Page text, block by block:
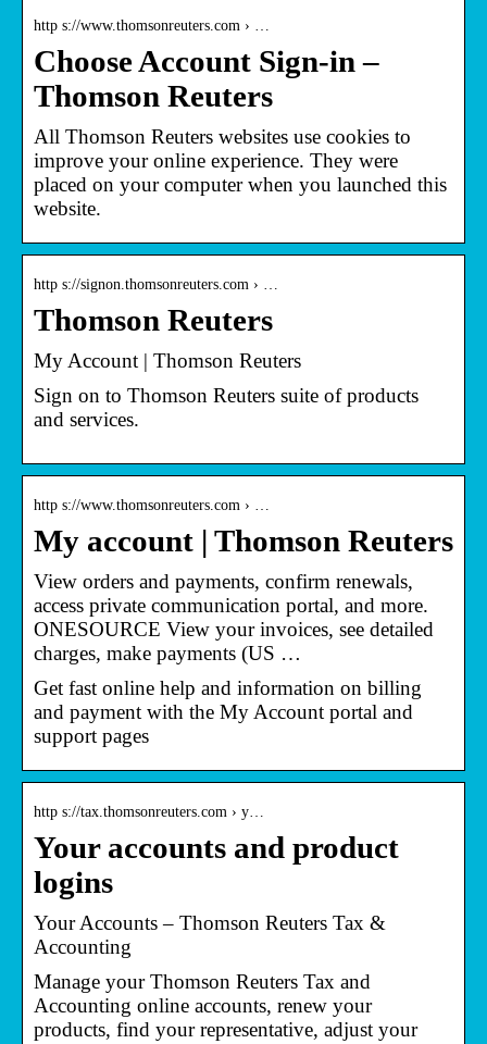
http s://www.thomsonreuters.com › …
Choose Account Sign-in –
Thomson Reuters
All Thomson Reuters websites use cookies to
improve your online experience. They were
placed on your computer when you launched this
website.
http s://signon.thomsonreuters.com › …
Thomson Reuters
My Account | Thomson Reuters
Sign on to Thomson Reuters suite of products
and services.
http s://www.thomsonreuters.com › …
My account | Thomson Reuters
View orders and payments, confirm renewals,
access private communication portal, and more.
ONESOURCE View your invoices, see detailed
charges, make payments (US …
Get fast online help and information on billing
and payment with the My Account portal and
support pages
http s://tax.thomsonreuters.com › y…
Your accounts and product
logins
Your Accounts – Thomson Reuters Tax &
Accounting
Manage your Thomson Reuters Tax and
Accounting online accounts, renew your
products, find your representative, adjust your